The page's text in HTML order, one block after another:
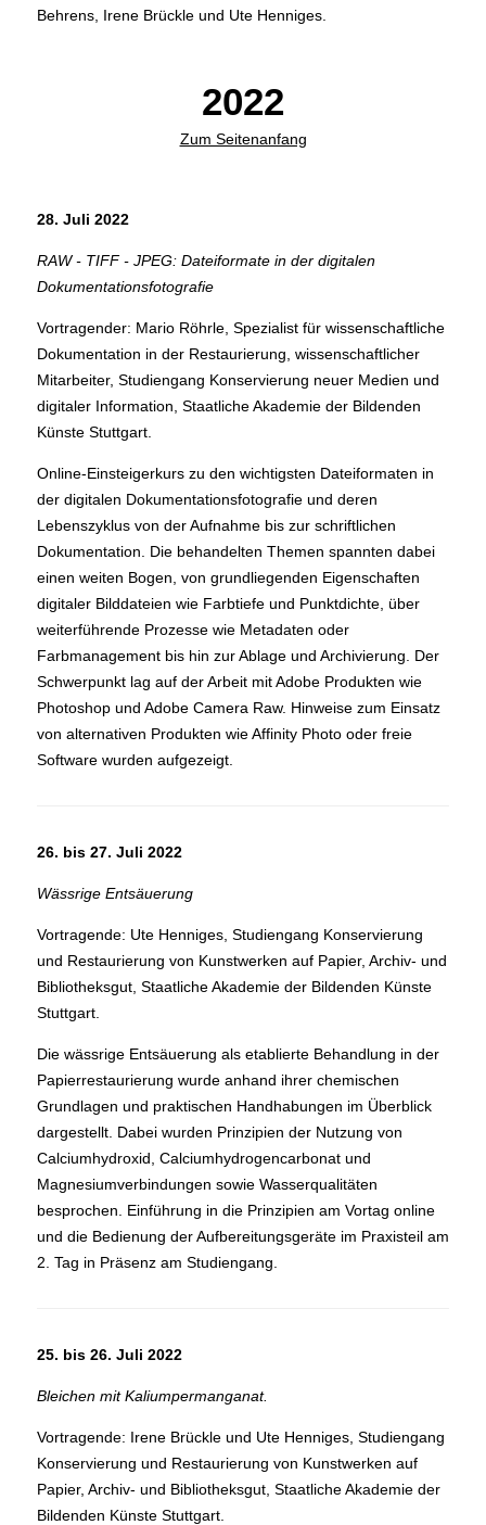
Behrens, Irene Brückle und Ute Henniges.
2022
Zum Seitenanfang
28. Juli 2022
RAW - TIFF - JPEG: Dateiformate in der digitalen
Dokumentationsfotografie
Vortragender: Mario Röhrle, Spezialist für wissenschaftliche
Dokumentation in der Restaurierung, wissenschaftlicher
Mitarbeiter, Studiengang Konservierung neuer Medien und
digitaler Information, Staatliche Akademie der Bildenden
Künste Stuttgart.
Online-Einsteigerkurs zu den wichtigsten Dateiformaten in
der digitalen Dokumentationsfotografie und deren
Lebenszyklus von der Aufnahme bis zur schriftlichen
Dokumentation. Die behandelten Themen spannten dabei
einen weiten Bogen, von grundliegenden Eigenschaften
digitaler Bilddateien wie Farbtiefe und Punktdichte, über
weiterführende Prozesse wie Metadaten oder
Farbmanagement bis hin zur Ablage und Archivierung. Der
Schwerpunkt lag auf der Arbeit mit Adobe Produkten wie
Photoshop und Adobe Camera Raw. Hinweise zum Einsatz
von alternativen Produkten wie Affinity Photo oder freie
Software wurden aufgezeigt.
26. bis 27. Juli 2022
Wässrige Entsäuerung
Vortragende: Ute Henniges, Studiengang Konservierung
und Restaurierung von Kunstwerken auf Papier, Archiv- und
Bibliotheksgut, Staatliche Akademie der Bildenden Künste
Stuttgart.
Die wässrige Entsäuerung als etablierte Behandlung in der
Papierrestaurierung wurde anhand ihrer chemischen
Grundlagen und praktischen Handhabungen im Überblick
dargestellt. Dabei wurden Prinzipien der Nutzung von
Calciumhydroxid, Calciumhydrogencarbonat und
Magnesiumverbindungen sowie Wasserqualitäten
besprochen. Einführung in die Prinzipien am Vortag online
und die Bedienung der Aufbereitungsgeräte im Praxisteil am
2. Tag in Präsenz am Studiengang.
25. bis 26. Juli 2022
Bleichen mit Kaliumpermanganat.
Vortragende: Irene Brückle und Ute Henniges, Studiengang
Konservierung und Restaurierung von Kunstwerken auf
Papier, Archiv- und Bibliotheksgut, Staatliche Akademie der
Bildenden Künste Stuttgart.